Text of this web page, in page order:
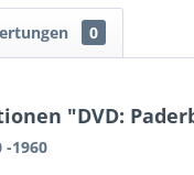
0
"DVD:
-1960